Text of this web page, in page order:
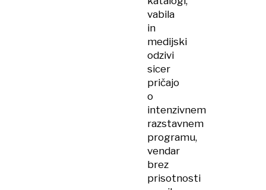
vabila
in
medijski
odzivi
sicer
pričajo
o
intenzivnem
razstavnem
programu,
vendar
brez
prisotnosti